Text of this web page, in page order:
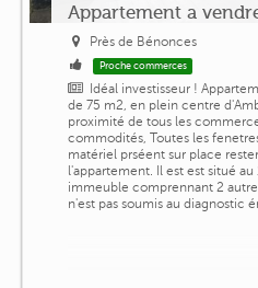
Appartement a
Près de Bénonces
Proche commerces
Idéal investisseur !
de 75 m2, en plein centre
proximité de tous les
commodités, Toutes les
matériel prséent sur place
l'appartement. Il est est situé
immeuble comprennant 2
n'est pas soumis au diagnostic